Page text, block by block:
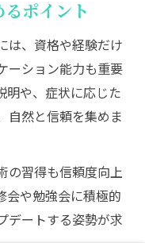
ポイント
は、資格や経験だけ
ーション能力も重要
明や、症状に応じた
自然と信頼を集めま
の習得も信頼度向上
会や勉強会に積極的
デートする姿勢が求